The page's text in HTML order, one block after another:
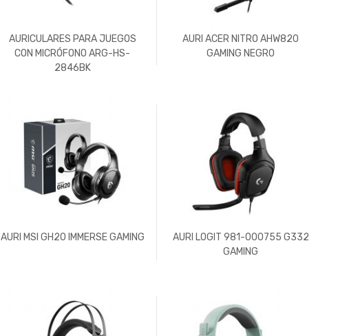
AURICULARES PARA JUEGOS
CON MICRÓFONO ARG-HS-
2846BK
AURI ACER NITRO AHW820
GAMING NEGRO
AURI MSI GH20 IMMERSE GAMING
AURI LOGIT 981-000755 G332
GAMING